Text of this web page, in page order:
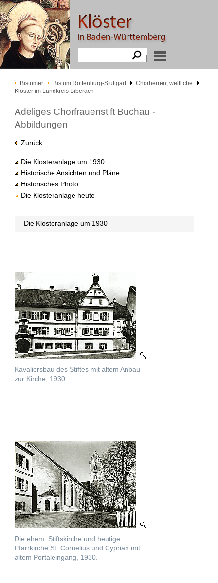
Bistümer Bistum Rottenburg-Stuttgart
Chorherren, weltliche
Klöster im Landkreis Biberach
Adeliges Chorfrauenstift Buchau -
Abbildungen
Zurück
Die Klosteranlage um 1930
Historische Ansichten und Pläne
Historisches Photo
Die Klosteranlage heute
Die Klosteranlage um 1930
Kavaliersbau des Stiftes mit altem Anbau
zur Kirche, 1930.
Die ehem. Stiftskirche und heutige
Pfarrkirche St. Cornelius und Cyprian mit
altem Portaleingang, 1930.